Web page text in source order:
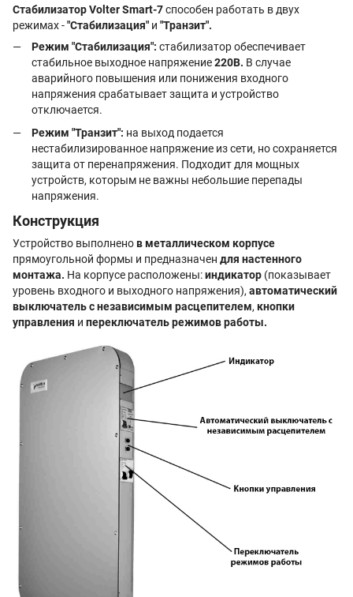
Стабилизатор Volter Smart-7способен работать в двух
режимах -"Стабилизация" и "Транзит".
Режим "Стабилизация": стабилизатор обеспечивает
стабильное выходное напряжение220В. В случае
аварийного повышения или понижения входного
напряжения срабатывает защита и устройство
отключается.
Режим "Транзит": на выход подается
нестабилизированное напряжение из сети, но сохраняется
защита от перенапряжения. Подходит для мощных
устройств, которым не важны небольшие перепады
напряжения.
Конструкция
Устройство выполненов металлическом корпусе
прямоугольной формы и предназначен для настенного
монтажа. На корпусе расположены:индикатор (показывает
уровень входного и выходного напряжения), автоматический
выключатель с независимым расцепителем, кнопки
управления и переключатель режимов работы.